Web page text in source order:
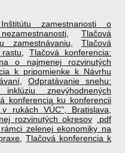
zamestnanosti o
, Tlačová
zamestnávaniu
Tlačová
,Tlačová konferencia:
o najmenej rozvinutých
k pripomienke k Návrhu
, Odpratávanie snehu:
znevýhodnených
konferencia ku konferencii
rukách VÚC", Bratislava
rozvinutých okresov
.pdf
zelenej ekonomiky na
,Tlačová konferencia k